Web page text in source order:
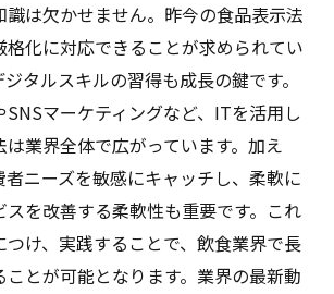
識は欠かせません。昨今の食品表示法
化に対応できることが求められてい
タルスキルの習得も成長の鍵です。
マーケティングなど、ITを活用し
は業界全体で広がっています。加え
ニーズを敏感にキャッチし、柔軟に
スを改善する柔軟性も重要です。これ
つけ、実践することで、飲食業界で長
とが可能となります。業界の最新動